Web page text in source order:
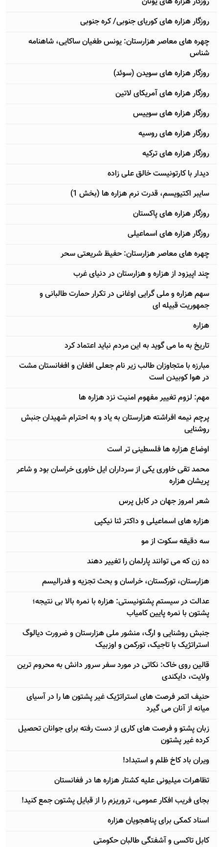
روزگار هزاره های کوریای جنوبی/ کره جنوبی
چهره های معاصر هزارستان: یونس طغیان ساکایی، شاهنامه
شناس
روزگار هزاره های سویدن (سوئد)
روزگار هزاره های آمریکای لاتین
روزگار هزاره های سوییس
روزگار هزاره های روسیه
روزگار هزاره های ترکیه
دیدار با کارتونیست خالق علی زاده
سایبر اکتیویسم، قدرت نرم هزاره ها (بخش 1)
روزگار هزاره های پاکستان
روزگار هزاره های اسماعیلی
چهره های معاصر هزارستان: حفیظ شریعتی سحر
چند اپیزود از هزاره و هزارستان در دنیای غرب
سهم هزاره و ملی گرایی اوغانی در تکرار حمارت طالبانی و
جمهوریت قبیله ای
هزاره
تاریخ به ما می گوید به این مردم نباید اعتماد کرد
مبارزه با متجاوزان طالب زیر نام جعلی افغان و افغانستان مشت
در هوا کوبیدن است
مهم: لزوم تغییر مفهوم امنیت نزد هزاره ها
پرچم نیمه افراشته هزارستان به یاد و به احترام شهیدان جنبش
روشنایی
اوضاع هزاره ها فلسطینی تر است
محمد تقی خاوری یکی از سرداران ایل خاوری خراسان بود و شاعر
پریشان هزاره
شعر امروز جهان در کابل پرس
هزاره های اسماعیلی و داکتر ثنا نیکپی
سه دقیقه سکوت از مو
ده زن که می توانند پارلمان را تغییر دهند
هزارستان، تورکستان، خراسان و بحث تجزیه و فدرالیسم
عدالت در سیستم پشتونیستی: هزاره با نمره بالا بی نتیجه؛
پشتون با نمره پایین کامیاب
جنبش روشنایی و ارگ، منشور ملی هزارستان و ضرورت دیالوگ
استراتژيک با تاجیک، تورکمن و اوزبیک
قالین روی خاک: نکاتی در مورد سفر سرور دانش به محروم ترین
ولایت، دایکندی
حنیف اتمر فرصت های استراتژيک غیر پشتون ها را در آسیای
میانه از آنان می گیرد
زبان پشتو و فرصت های کاری از دست رفته برای جوانان تحصیل
کرده غیر پشتون
ویران باد کاخ ظلم و استبداد!
تظاهرات میلیونی علیه کشتار هزاره ها در فغانستان
بجای فریب افکار عمومی، تروریزم را از قبایل پشتون جمع کنید!
اسناد کمکی برای پناهجویان هزاره
کابل تاکسی و آشفتگی طالبان حکومتی